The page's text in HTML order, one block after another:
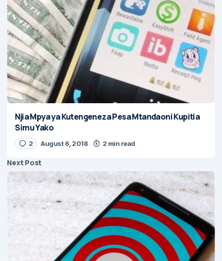
Njia Mpya ya Kutengeneza Pesa Mtandaoni Kupitia
Simu Yako
2 August 6, 2018 2 min read
Next Post